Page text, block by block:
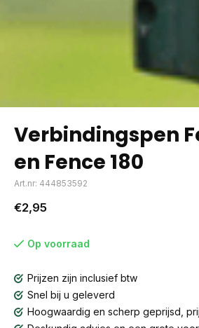
Verbindingspen
en Fence 180
Art.nr: 444853592
€2,95
Op voorraad
Prijzen zijn inclusief btw
Snel bij u geleverd
Hoogwaardig en scherp geprijsd,